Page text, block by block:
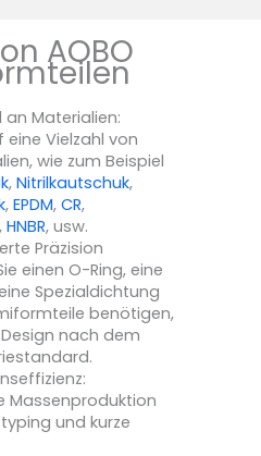
AOBO
Materialien:
Vielzahl von
wie zum Beispiel
, Nitrilkautschuk,
, EPDM, CR,
, HNBR, usw.
Präzision
einen O-Ring, eine
Spezialdichtung
benötigen,
nach dem
Massenproduktion
und kurze